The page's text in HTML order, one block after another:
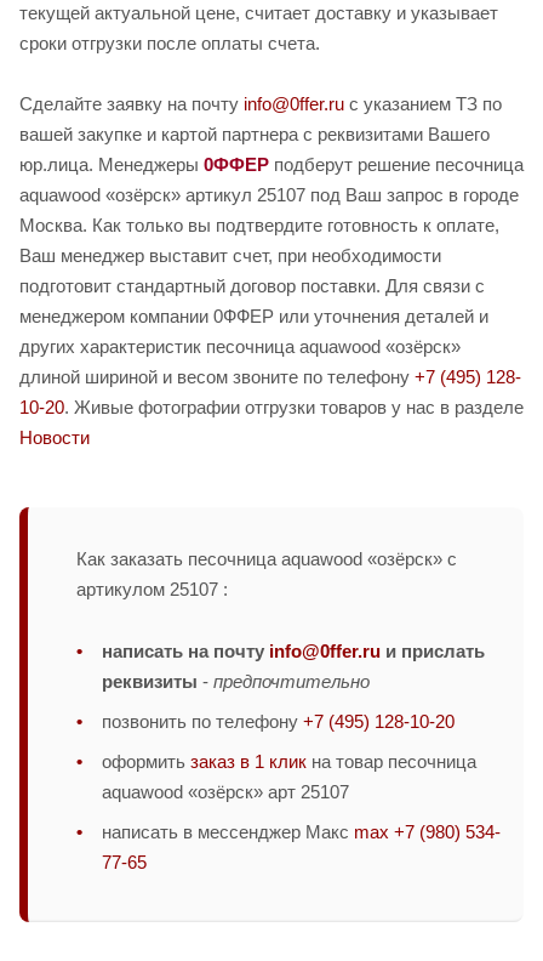
текущей актуальной цене, считает доставку и указывает
сроки отгрузки после оплаты счета.
Сделайте заявку на почту info@0ffer.ru с указанием ТЗ по
вашей закупке и картой партнера с реквизитами Вашего
юр.лица. Менеджеры 0ФФЕР подберут решение песочница
aquawood «озёрск» артикул 25107 под Ваш запрос в городе
Москва. Как только вы подтвердите готовность к оплате,
Ваш менеджер выставит счет, при необходимости
подготовит стандартный договор поставки. Для связи с
менеджером компании 0ФФЕР или уточнения деталей и
других характеристик песочница aquawood «озёрск»
длиной шириной и весом звоните по телефону +7 (495) 128-
10-20. Живые фотографии отгрузки товаров у нас в разделе
Новости
Как заказать песочница aquawood «озёрск» с
артикулом 25107 :
написать на почту info@0ffer.ru и прислать
реквизиты - предпочтительно
позвонить по телефону +7 (495) 128-10-20
оформить заказ в 1 клик на товар песочница
aquawood «озёрск» арт 25107
написать в мессенджер Макс max +7 (980) 534-
77-65